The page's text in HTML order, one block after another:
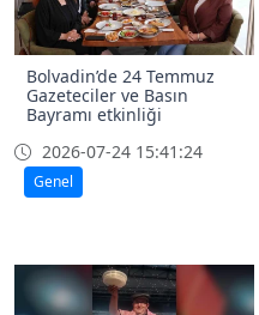
Bolvadin’de 24 Temmuz
Gazeteciler ve Basın
Bayramı etkinliği
2026-07-24 15:41:24
Genel